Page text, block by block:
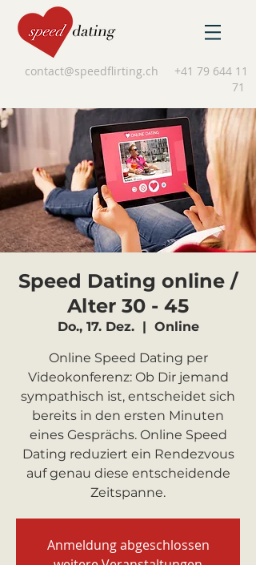
contact@speedflirting.ch
+41 79 644 11
71
Speed Dating online /
Alter 30 - 45
Do., 17. Dez.
  |
Online
Online Speed Dating per
Videokonferenz: Ob Dir jemand
sympathisch ist, entscheidet sich
bereits in den ersten Minuten
eines Gesprächs. Online Speed
Dating reduziert ein Rendezvous
auf genau diese entscheidende
Zeitspanne.
Anmeldung abgeschlossen